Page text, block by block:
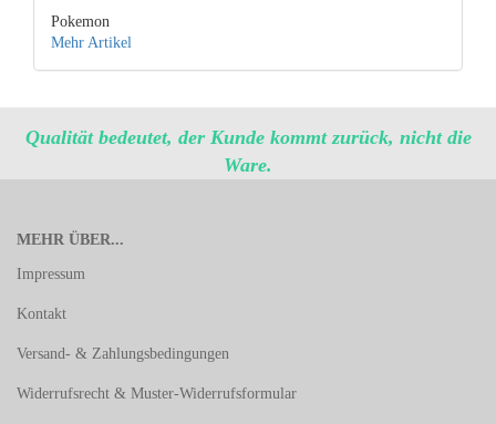
Pokemon
Mehr Artikel
Qualität bedeutet, der Kunde kommt zurück, nicht die
Ware.
MEHR ÜBER...
Impressum
Kontakt
Versand- & Zahlungsbedingungen
Widerrufsrecht & Muster-Widerrufsformular